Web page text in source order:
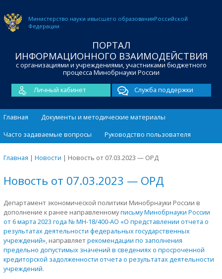
Министерство науки ивысшего образованияРоссийской
Федерации
ПОРТАЛ
ИНФОРМАЦИОННОГО ВЗАИМОДЕЙСТВИЯ
с организациями и учреждениями, участниками бюджетного
процесса Минобрнауки России
Личный кабинет
Служба поддержки
Главная
Документы и методические материалы
Часто задаваемые вопросы
Руководство пользователя
Главная | Новости | Новость от 07.03.2023 — ОРД
Новость от 07.03.2023 — ОРД
Департамент экономической политики Минобрнауки России в
дополнение к ранее направленномуписьму Минобрнауки России
от 6 марта 2023 года № МН-18/400-АО «О представлении отчета о
результатах деятельности федеральных государственных
учреждений» , направляетрекомендации по заполнения
предельно допустимых значений в сведениях о просроченной
кредиторской задолженности отчета о результатах деятельности
учреждений.